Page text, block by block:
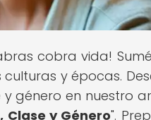
cobra vida!
y épocas.
género en nuestro
Clase y Género".